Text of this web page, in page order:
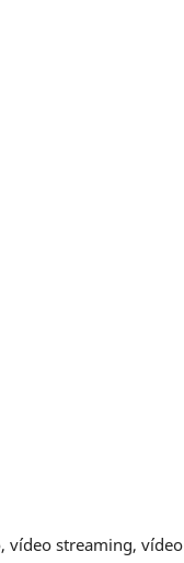
vídeo streaming, vídeo